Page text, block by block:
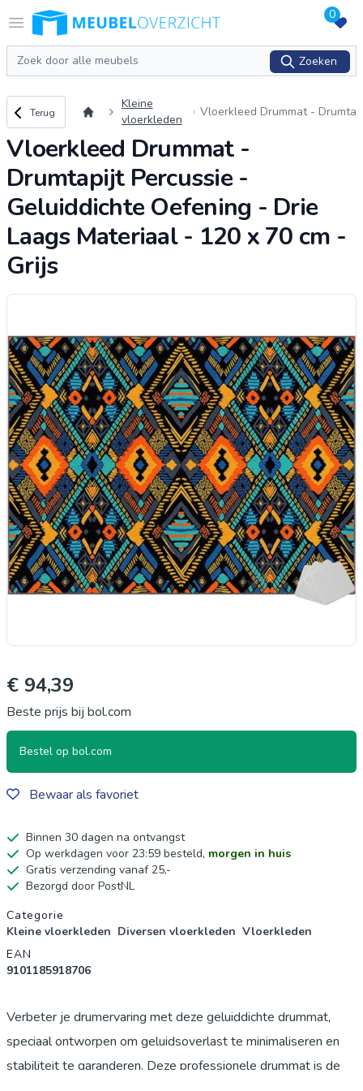
Open menu
Logo Meubeloverzicht.nl 0
Zoeken
Zoeken
Terug naar overzicht
Terug
Kleine
vloerkleden
Vloerkleed Drummat - Drumta
efening - Drie Laags Materiaa
l - 120 x 70
Vloerkleed Drummat -
Drumtapijt Percussie -
Geluiddichte Oefening - Drie
Laags Materiaal - 120 x 70 cm -
Grijs
€ 94,39
Beste prijs bij bol.com
Bestel op bol.com
Bewaar als favoriet
Binnen 30 dagen na ontvangst
Op werkdagen voor 23:59 besteld, morgen in huis
Gratis verzending vanaf 25,-
Bezorgd door PostNL
Productgegevens
Categorie
Kleine vloerkleden Diversen vloerkleden Vloerkleden
EAN
9101185918706
Verbeter je drumervaring met deze geluiddichte drummat,
speciaal ontworpen om geluidsoverlast te minimaliseren en
stabiliteit te garanderen. Deze professionele drummat is de